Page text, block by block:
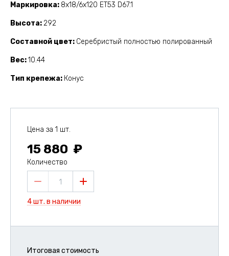
Маркировка 8x18/6x120 ET53 D67.1
Высота 292
Составной цвет Серебристый полностью полированный
Вес 10.44
Тип крепежа Конус
Цена за 1 шт.
15 880
Количество
1
4 шт. в наличии
Итоговая стоимость